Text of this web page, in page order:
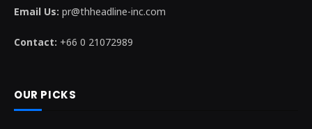
Email Us: pr@thheadline-inc.com
Contact: +66 0 21072989
OUR PICKS